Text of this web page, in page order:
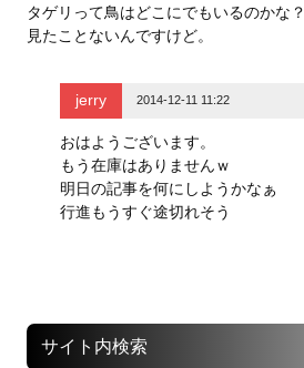
タゲリって鳥はどこにでもいるのかな？
見たことないんですけど。
jerry 2014-12-11 11:22
おはようございます。
もう在庫はありませんｗ
明日の記事を何にしようかなぁ
行進もうすぐ途切れそう
サイト内検索